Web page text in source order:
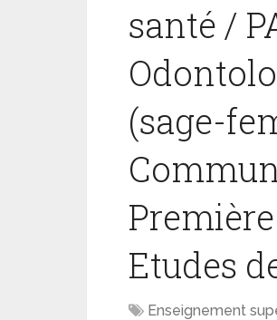
santé /
(sage-
Etudes
Enseignement